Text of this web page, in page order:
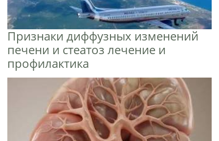
Признаки диффузных изменений
печени и стеатоз лечение и
профилактика